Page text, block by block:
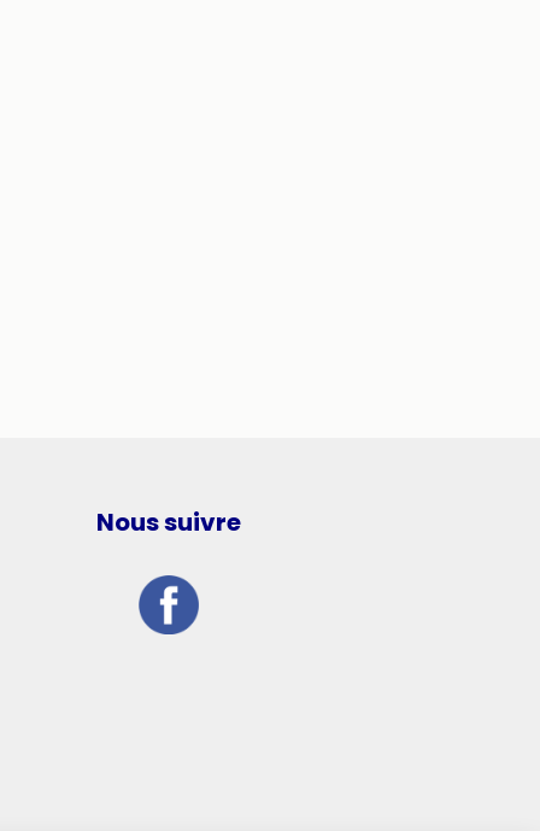
Nous suivre